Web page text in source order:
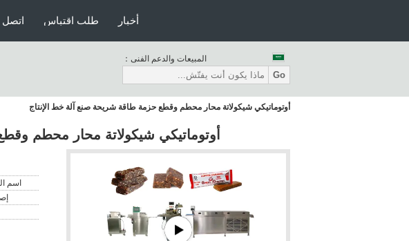
اتصل طلب اقتباس أخبار
المبيعات والدعم الفنى：
Go
أوتوماتيكي شيكولاتة محار محطم وقطع حزمة طاقة شريحة صنع آلة خط الإنتاج
أوتوماتيكي شيكولاتة محار محطم
اسم